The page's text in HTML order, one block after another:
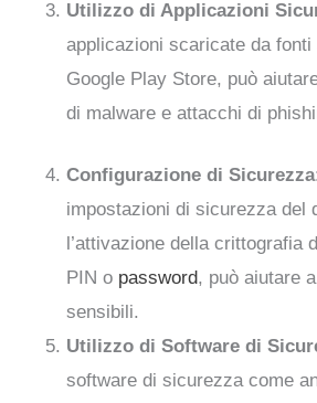
Utilizzo di Applicazioni
applicazioni scaricate da
Google Play Store, può
di malware e attacchi di
Configurazione di Sicurezza
impostazioni di sicurezza del
l’attivazione della crittografia
PIN o password, può aiutare
sensibili.
Utilizzo di Software di
software di sicurezza come